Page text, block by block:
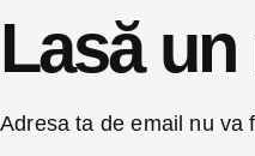
Lasă
Adresa ta de email nu va